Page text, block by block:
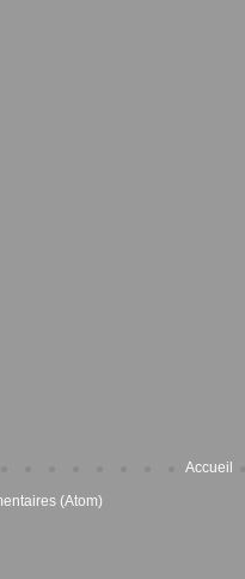
Accueil
(Atom)